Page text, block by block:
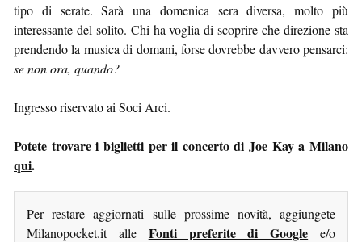
tipo di serate. Sarà una domenica sera diversa, molto più
interessante del solito. Chi ha voglia di scoprire che direzione sta
prendendo la musica di domani, forse dovrebbe davvero pensarci:
se non ora, quando?
Ingresso riservato ai Soci Arci.
Potete trovare i biglietti per il concerto di Joe Kay a Milano
qui.
Per restare aggiornati sulle prossime novità, aggiungete
Milanopocket.it alle Fonti preferite di Google e/o